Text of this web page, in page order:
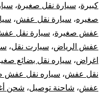
كبيرة، سيارة نقل صغيرة،
صغيره، سيارة نقل عفش،
عفش صغيرة، سيارة نقل
عفش الرياض، سيارت نقل،
اغراض، سياره نقل بضائع
نقل عفش، سياره نقل عفش
عفش، شاحنة توصيل، شحن